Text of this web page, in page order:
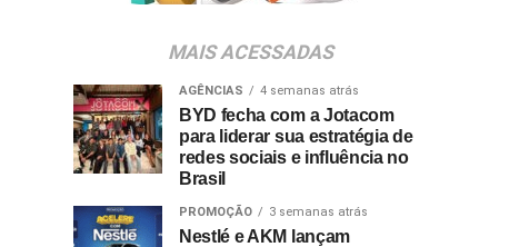
MAIS ACESSADAS
AGÊNCIAS 4 semanas atrás
BYD fecha com a Jotacom
para liderar sua estratégia de
redes sociais e influência no
Brasil
PROMOÇÃO 3 semanas atrás
Nestlé e AKM lançam